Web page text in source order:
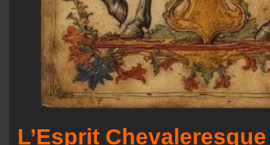
L’Esprit Chevaleresque